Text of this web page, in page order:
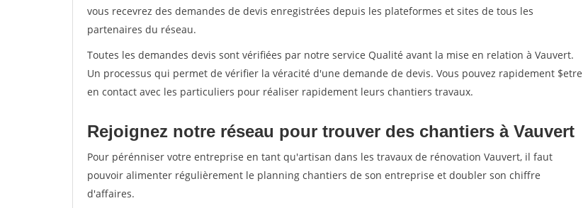
vous recevrez des demandes de devis enregistrées depuis les plateformes et sites de tous les
partenaires du réseau.
Toutes les demandes devis sont vérifiées par notre service Qualité avant la mise en relation à Vauvert.
Un processus qui permet de vérifier la véracité d'une demande de devis. Vous pouvez rapidement $etre
en contact avec les particuliers pour réaliser rapidement leurs chantiers travaux.
Rejoignez notre réseau pour trouver des chantiers à Vauvert
Pour pérénniser votre entreprise en tant qu'artisan dans les travaux de rénovation Vauvert, il faut
pouvoir alimenter régulièrement le planning chantiers de son entreprise et doubler son chiffre
d'affaires.